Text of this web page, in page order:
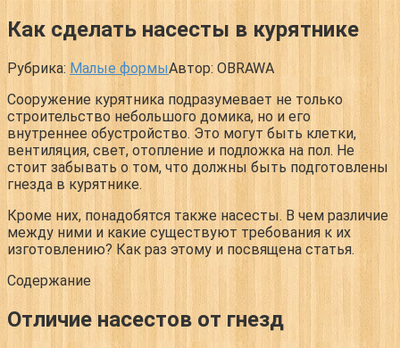
Как сделать насесты в курятнике
Рубрика: Малые формыАвтор: OBRAWA
Сооружение курятника подразумевает не только
строительство небольшого домика, но и его
внутреннее обустройство. Это могут быть клетки,
вентиляция, свет, отопление и подложка на пол. Не
стоит забывать о том, что должны быть подготовлены
гнезда в курятнике.
Кроме них, понадобятся также насесты. В чем различие
между ними и какие существуют требования к их
изготовлению? Как раз этому и посвящена статья.
Содержание
Отличие насестов от гнезд